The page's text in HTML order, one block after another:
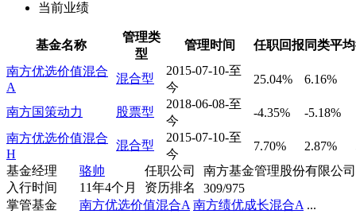
当前业绩
基金名称
管理类
型
管理时间 任职回报 同类平均
南方优选价值混合
A
混合型
2015-07-10-至
今
25.04% 6.16%
南方国策动力 股票型
2018-06-08-至
今
-4.35% -5.18%
南方优选价值混合
H
混合型
2015-07-10-至
今
7.70% 2.87%
基金经理
骆帅 任职公司
南方基金管理股份有限公司
入行时间
11年4个月 资历排名
309/975
掌管基金
南方优选价值混合A 南方绩优成长混合A ...